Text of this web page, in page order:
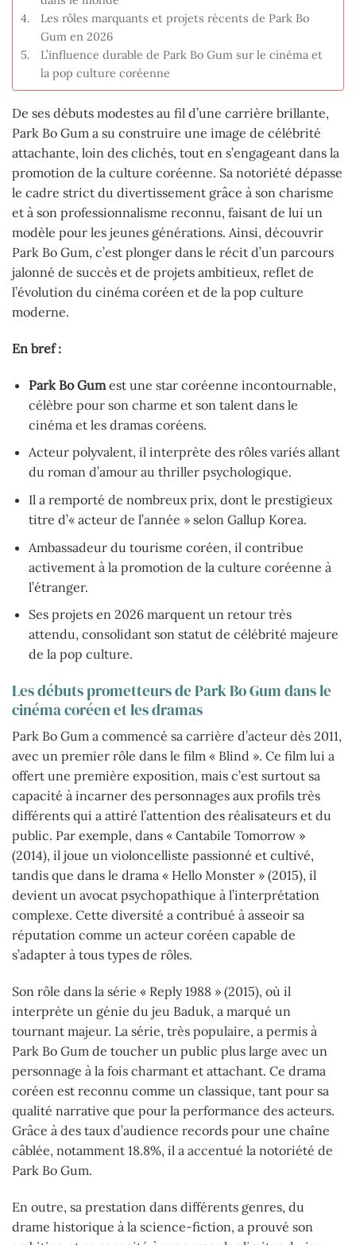
Les rôles marquants et projets récents de Park Bo
Gum en 2026
L’influence durable de Park Bo Gum sur le cinéma et
la pop culture coréenne
De ses débuts modestes au fil d’une carrière brillante,
Park Bo Gum a su construire une image de célébrité
attachante, loin des clichés, tout en s’engageant dans la
promotion de la culture coréenne. Sa notoriété dépasse
le cadre strict du divertissement grâce à son charisme
et à son professionnalisme reconnu, faisant de lui un
modèle pour les jeunes générations. Ainsi, découvrir
Park Bo Gum, c’est plonger dans le récit d’un parcours
jalonné de succès et de projets ambitieux, reflet de
l’évolution du cinéma coréen et de la pop culture
moderne.
En bref :
Park Bo Gumest une star coréenne incontournable,
célèbre pour son charme et son talent dans le
cinéma et les dramas coréens.
Acteur polyvalent, il interprète des rôles variés allant
du roman d’amour au thriller psychologique.
Il a remporté de nombreux prix, dont le prestigieux
titre d’« acteur de l’année » selon Gallup Korea.
Ambassadeur du tourisme coréen, il contribue
activement à la promotion de la culture coréenne à
l’étranger.
Ses projets en 2026 marquent un retour très
attendu, consolidant son statut de célébrité majeure
de la pop culture.
Les débuts prometteurs de Park Bo Gum dans le
cinéma coréen et les dramas
Park Bo Gum a commencé sa carrière d’acteur dès 2011,
avec un premier rôle dans le film « Blind ». Ce film lui a
offert une première exposition, mais c’est surtout sa
capacité à incarner des personnages aux profils très
différents qui a attiré l’attention des réalisateurs et du
public. Par exemple, dans « Cantabile Tomorrow »
(2014), il joue un violoncelliste passionné et cultivé,
tandis que dans le drama « Hello Monster » (2015), il
devient un avocat psychopathique à l’interprétation
complexe. Cette diversité a contribué à asseoir sa
réputation comme un acteur coréen capable de
s’adapter à tous types de rôles.
Son rôle dans la série « Reply 1988 » (2015), où il
interprète un génie du jeu Baduk, a marqué un
tournant majeur. La série, très populaire, a permis à
Park Bo Gum de toucher un public plus large avec un
personnage à la fois charmant et attachant. Ce drama
coréen est reconnu comme un classique, tant pour sa
qualité narrative que pour la performance des acteurs.
Grâce à des taux d’audience records pour une chaîne
câblée, notamment 18.8%, il a accentué la notoriété de
Park Bo Gum.
En outre, sa prestation dans différents genres, du
drame historique à la science-fiction, a prouvé son